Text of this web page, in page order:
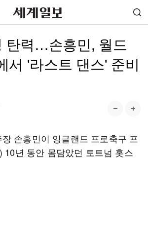
탄력…손흥민, 월드
서 '라스트 댄스' 준비
손흥민이 잉글랜드 프로축구 프
10년 동안 몸담았던 토트넘 홋스